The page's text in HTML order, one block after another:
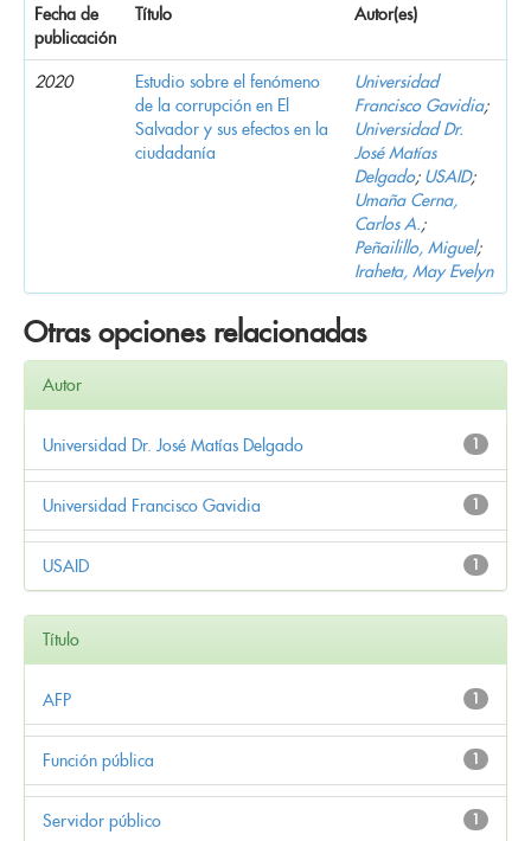
Fecha de
publicación
Título Autor(es)
2020
Estudio sobre el fenómeno
de la corrupción en El
Salvador y sus efectos en la
ciudadanía
Universidad
Francisco Gavidia;
Universidad Dr.
José Matías
Delgado; USAID;
Umaña Cerna,
Carlos A.;
Peñailillo, Miguel;
Iraheta, May Evelyn
Otras opciones relacionadas
Autor
1
Universidad Dr. José Matías Delgado
1
Universidad Francisco Gavidia
1
USAID
Título
1
AFP
1
Función pública
1
Servidor público